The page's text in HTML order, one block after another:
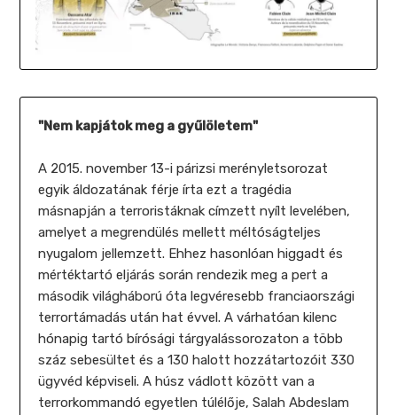
"Nem kapjátok meg a gyűlöletem"
A 2015. november 13-i párizsi merényletsorozat
egyik áldozatának férje írta ezt a tragédia
másnapján a terroristáknak címzett nyílt levelében,
amelyet a megrendülés mellett méltóságteljes
nyugalom jellemzett. Ehhez hasonlóan higgadt és
mértéktartó eljárás során rendezik meg a pert a
második világháború óta legvéresebb franciaországi
terrortámadás után hat évvel. A várhatóan kilenc
hónapig tartó bírósági tárgyalássorozaton a több
száz sebesültet és a 130 halott hozzátartozóit 330
ügyvéd képviseli. A húsz vádlott között van a
terrorkommandó egyetlen túlélője, Salah Abdeslam